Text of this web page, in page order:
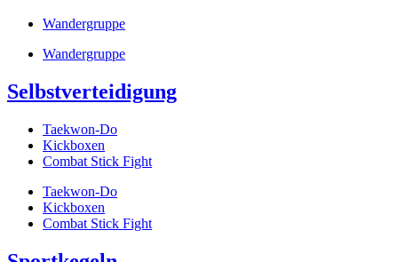
Wandergruppe
Wandergruppe
Selbstverteidigung
Taekwon-Do
Kickboxen
Combat Stick Fight
Taekwon-Do
Kickboxen
Combat Stick Fight